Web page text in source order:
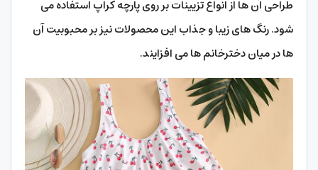
طراحی آن ها از انواع تزیینات بر روی پارچه کراپ استفاده می
شود. رنگ های زیبا و جذاب این محصولات نیز بر محبوبیت آن
ها در میان دخترخانم ها می افزایند.